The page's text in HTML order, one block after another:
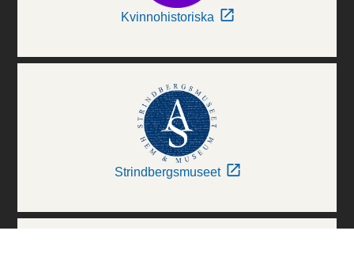
Kvinnohistoriska
Strindbergsmuseet